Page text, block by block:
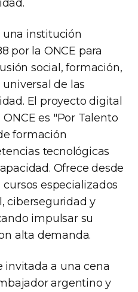
una institución
por la ONCE para
social, formación,
de las
El proyecto digital
es "Por Talento
formación
tecnológicas
Ofrece desde
especializados
ciberseguridad y
impulsar su
alta demanda.
invitada a una cena
argentino y